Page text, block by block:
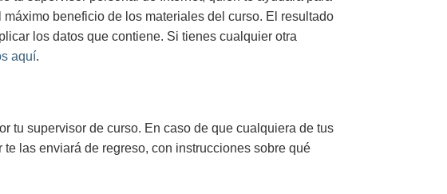
beneficio de los materiales del curso. El resultado
los datos que contiene. Si tienes cualquier otra
aquí.
tu supervisor de curso. En caso de que cualquiera de tus
las enviará de regreso, con instrucciones sobre qué